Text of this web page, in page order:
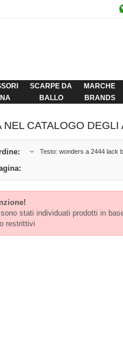
SCARPE DA
BALLO
MARCHE
BRANDS
NEL CATALOGO DEGLI
Testo: wonders a 2444 lack
sono stati individuati prodotti in
restrittivi